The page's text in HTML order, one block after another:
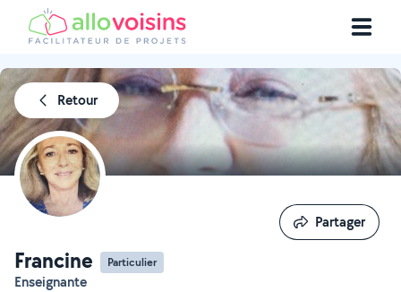
Retour
Francine Particulier
Enseignante
Partager
Partager